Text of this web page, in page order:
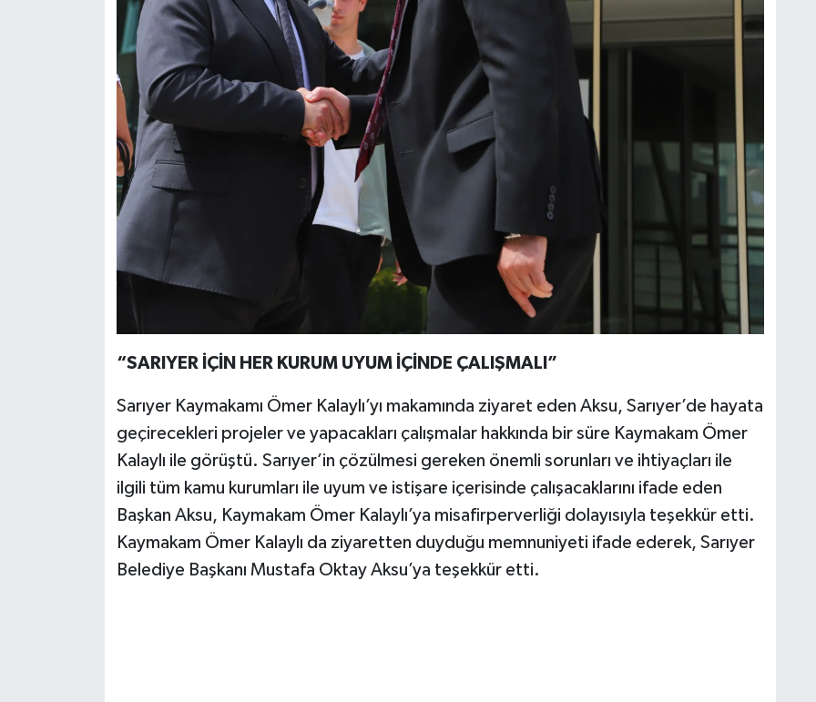
“SARIYER İÇİN HER KURUM UYUM İÇİNDE ÇALIŞMALI”
Sarıyer Kaymakamı Ömer Kalaylı’yı makamında ziyaret eden Aksu, Sarıyer’de hayata
geçirecekleri projeler ve yapacakları çalışmalar hakkında bir süre Kaymakam Ömer
Kalaylı ile görüştü. Sarıyer’in çözülmesi gereken önemli sorunları ve ihtiyaçları ile
ilgili tüm kamu kurumları ile uyum ve istişare içerisinde çalışacaklarını ifade eden
Başkan Aksu, Kaymakam Ömer Kalaylı’ya misafirperverliği dolayısıyla teşekkür etti.
Kaymakam Ömer Kalaylı da ziyaretten duyduğu memnuniyeti ifade ederek, Sarıyer
Belediye Başkanı Mustafa Oktay Aksu’ya teşekkür etti.